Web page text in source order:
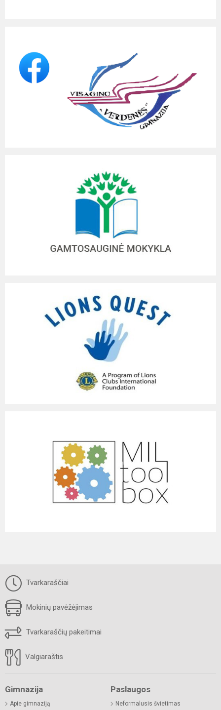
Tvarkaraščiai
Mokinių pavėžėjimas
Tvarkaraščių pakeitimai
Valgiaraštis
Gimnazija
Apie gimnaziją
Paslaugos
Neformalusis švietimas